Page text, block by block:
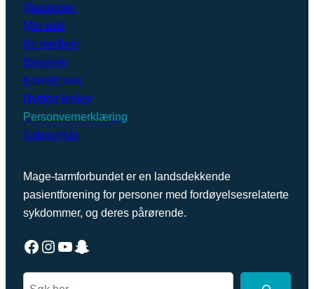
Diagnoser
Min side
Bli medlem
Brosjyrer
Kontakt oss
Nyttige lenker
Personvernerklæring
Salgsvilkår
Mage-tarmforbundet er en landsdekkende
pasientforening for personer med fordøyelsesrelaterte
sykdommer, og deres pårørende.
Facebook Instagram YouTube Snapchat